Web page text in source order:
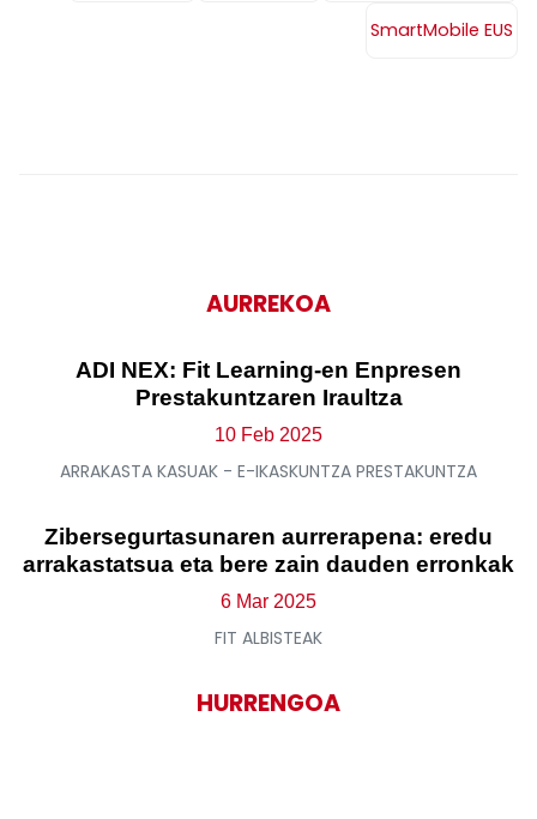
SmartMobile EUS
AURREKOA
ADI NEX: Fit Learning-en Enpresen
Prestakuntzaren Iraultza
10 Feb 2025
ARRAKASTA KASUAK - E-IKASKUNTZA PRESTAKUNTZA
Zibersegurtasunaren aurrerapena: eredu
arrakastatsua eta bere zain dauden erronkak
6 Mar 2025
FIT ALBISTEAK
HURRENGOA